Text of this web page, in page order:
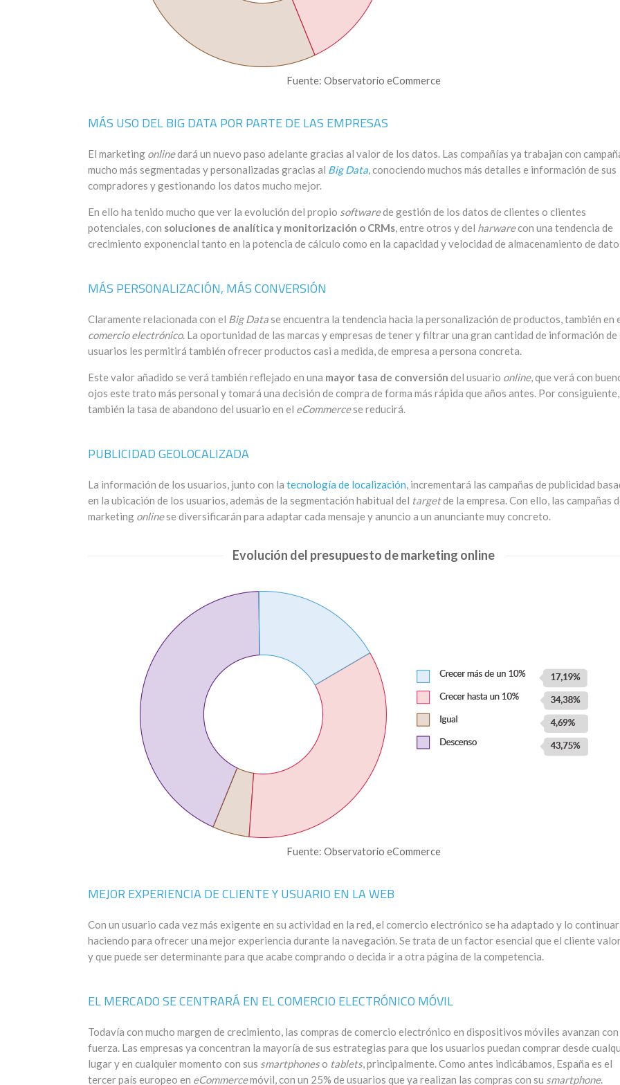
Fuente: Observatorio eCommerce
MÁS USO DEL BIG DATA POR PARTE DE LAS EMPRESAS
El marketing onlinedará un nuevo paso adelante gracias al valor de los datos. Las compañías ya trabajan con
mucho más segmentadas y personalizadas gracias al Big Data, conociendo muchos más detalles e información de sus
compradores y gestionando los datos mucho mejor.
En ello ha tenido mucho que ver la evolución del propio softwarede gestión de los datos de clientes o clientes
potenciales, con soluciones de analítica y monitorización o CRMs, entre otros y del harwarecon una tendencia de
crecimiento exponencial tanto en la potencia de cálculo como en la capacidad y velocidad de almacenamiento de
MÁS PERSONALIZACIÓN, MÁS CONVERSIÓN
Claramente relacionada con el Big Datase encuentra la tendencia hacia la personalización de productos, también en
comercio electrónico. La oportunidad de las marcas y empresas de tener y filtrar una gran cantidad de información de
usuarios les permitirá también ofrecer productos casi a medida, de empresa a persona concreta.
Este valor añadido se verá también reflejado en una mayor tasa de conversión del usuario online, que verá con
ojos este trato más personal y tomará una decisión de compra de forma más rápida que años antes. Por consiguiente,
también la tasa de abandono del usuario en el eCommercese reducirá.
PUBLICIDAD GEOLOCALIZADA
La información de los usuarios, junto con la tecnología de localización, incrementará las campañas de publicidad
en la ubicación de los usuarios, además de la segmentación habitual del targetde la empresa. Con ello, las campañas
marketing onlinese diversificarán para adaptar cada mensaje y anuncio a un anunciante muy concreto.
Evolución del presupuesto de marketing online
Fuente: Observatorio eCommerce
MEJOR EXPERIENCIA DE CLIENTE Y USUARIO EN LA WEB
Con un usuario cada vez más exigente en su actividad en la red, el comercio electrónico se ha adaptado y lo
haciendo para ofrecer una mejor experiencia durante la navegación. Se trata de un factor esencial que el cliente
y que puede ser determinante para que acabe comprando o decida ir a otra página de la competencia.
EL MERCADO SE CENTRARÁ EN EL COMERCIO ELECTRÓNICO MÓVIL
Todavía con mucho margen de crecimiento, las compras de comercio electrónico en dispositivos móviles avanzan con
fuerza. Las empresas ya concentran la mayoría de sus estrategias para que los usuarios puedan comprar desde
lugar y en cualquier momento con sus smartphoneso tablets, principalmente. Como antes indicábamos, España es el
tercer país europeo en eCommercemóvil, con un 25% de usuarios que ya realizan las compras con su smartphone.